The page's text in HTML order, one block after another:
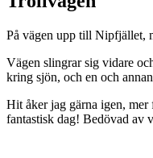
På vägen upp till Nipfjället,
Vägen slingrar sig vidare
kring sjön, och en och
Hit åker jag gärna igen,
fantastisk dag! Bedövad av